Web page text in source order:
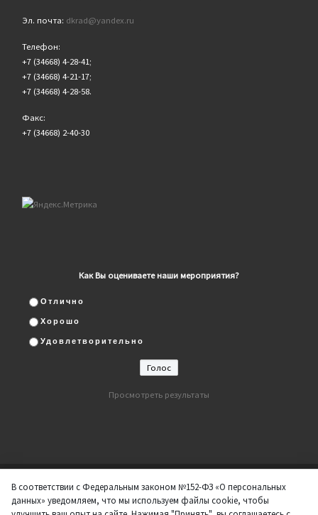
Эл. почта: dkrad@yandex.ru
Телефон:
+7 (34668) 4-28-41;
+7 (34668) 4-21-17;
+7 (34668) 4-28-58.
Факс:
+7 (34668) 2-40-30
Как Вы оцениваете наши мероприятия?
Отлично
Хорошо
Удовлетворительно
Просмотреть результаты
© 2026ДК "Нефтяник"– Все права защищены
Работает на – Разработан в Тема Customizr
В соответствии с Федеральным законом №152-ФЗ «О персональных
данных» уведомляем, что мы используем файлы cookie, чтобы